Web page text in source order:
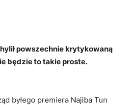
powszechnie krytykowaną
będzie to takie proste.
byłego premiera Najiba Tun